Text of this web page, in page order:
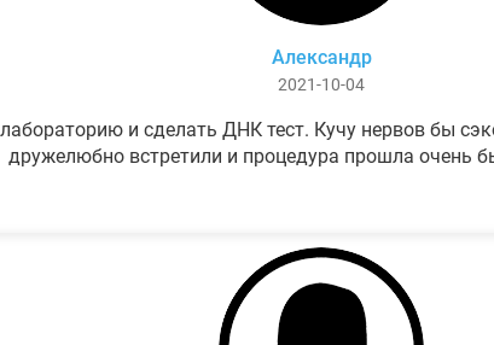
Александр
2021-10-04
и сделать ДНК тест. Кучу нервов бы
дружелюбно встретили и процедура прошла очень